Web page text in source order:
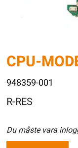
CPU-
948359-001
R-RES
Du måste vara